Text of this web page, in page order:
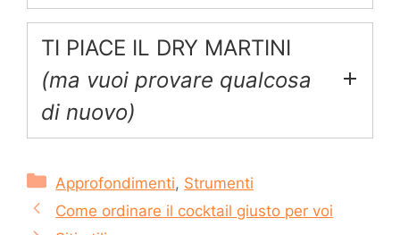
TI PIACE IL DRY MARTINI
(ma vuoi provare qualcosa
di nuovo)
Categorie
Approfondimenti, Strumenti
Come ordinare il cocktail giusto per voi